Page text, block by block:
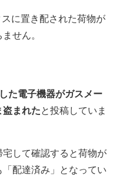
に置き配された荷物が
せん。
た電子機器がガスメー
まれたと投稿していま
して確認すると荷物が
配達済み」となってい